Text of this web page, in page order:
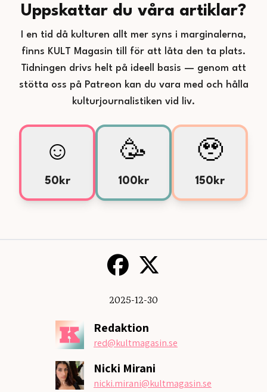
Uppskattar du våra artiklar?
I en tid då kulturen allt mer syns i marginalerna,
finns KULT Magasin till för att låta den ta plats.
Tidningen drivs helt på ideell basis — genom att
stötta oss på Patreon kan du vara med och hålla
kulturjournalistiken vid liv.
☺️
50kr
🥳
100kr
🥹
150kr
2025-12-30
Redaktion
red@kultmagasin.se
Nicki Mirani
nicki.mirani@kultmagasin.se